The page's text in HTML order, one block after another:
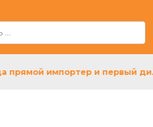
импортер и первый дилер